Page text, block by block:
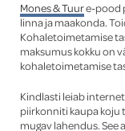
Mones & Tuure-pood
linna ja maakonda.
Kohaletoimetamise
maksumus kokku on
kohaletoimetamise
Kindlasti leiab
piirkonniti kaupa koju
mugav lahendus.